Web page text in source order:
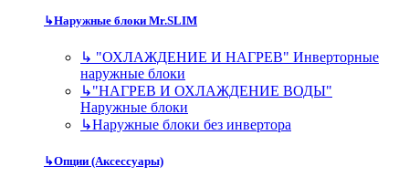
↳Наружные блоки Mr.SLIM
↳ "ОХЛАЖДЕНИЕ И НАГРЕВ" Инверторные
наружные блоки
↳"НАГРЕВ И ОХЛАЖДЕНИЕ ВОДЫ"
Наружные блоки
↳Наружные блоки без инвертора
↳Опции (Аксессуары)